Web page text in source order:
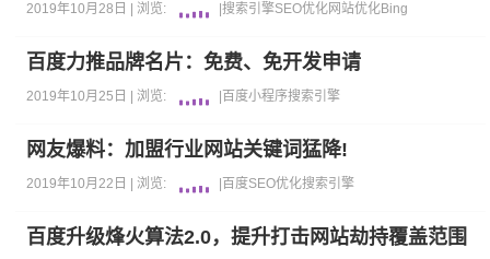
2019年10月28日 | 浏览: |搜索引擎SEO优化网站优化Bing
百度力推品牌名片：免费、免开发申请
2019年10月25日 | 浏览: 百度小程序搜索引擎
网友爆料：加盟行业网站关键词猛降!
2019年10月22日 | 浏览: 百度SEO优化搜索引擎
百度升级烽火算法2.0，提升打击网站劫持覆盖范围